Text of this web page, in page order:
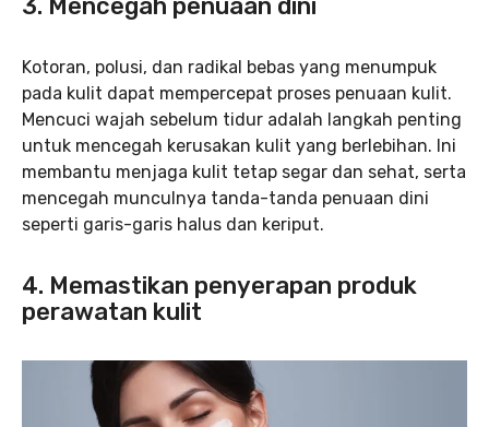
3. Mencegah penuaan dini
Kotoran, polusi, dan radikal bebas yang menumpuk
pada kulit dapat mempercepat proses penuaan kulit.
Mencuci wajah sebelum tidur adalah langkah penting
untuk mencegah kerusakan kulit yang berlebihan. Ini
membantu menjaga kulit tetap segar dan sehat, serta
mencegah munculnya tanda-tanda penuaan dini
seperti garis-garis halus dan keriput.
4. Memastikan penyerapan produk
perawatan kulit